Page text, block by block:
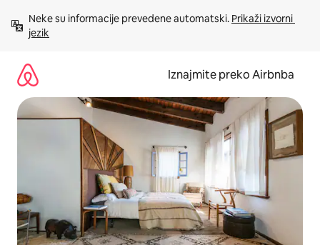
sadržaj
Neke su informacije prevedene automatski. Prikaži izvorni
jezik
Iznajmite preko Airbnba